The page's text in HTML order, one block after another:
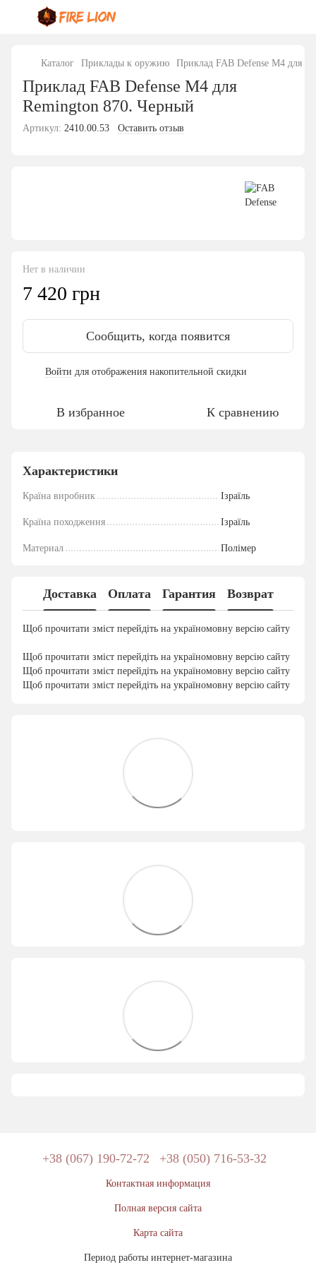
Каталог Приклады к оружию Приклад FAB Defense М4 для
Приклад FAB Defense М4 для
Remington 870. Черный
Артикул: 2410.00.53 Оставить отзыв
Нет в наличии
7 420 грн
Сообщить, когда появится
Войти для отображения накопительной скидки
В избранное К сравнению
Характеристики
Країна виробник Ізраїль
Країна походження Ізраїль
Материал Полімер
Доставка Оплата Гарантия Возврат
Щоб прочитати зміст перейдіть на україномовну версію сайту
Щоб прочитати зміст перейдіть на україномовну версію сайту
Щоб прочитати зміст перейдіть на україномовну версію сайту
Щоб прочитати зміст перейдіть на україномовну версію сайту
+38 (067) 190-72-72 +38 (050) 716-53-32
Контактная информация
Полная версия сайта
Карта сайта
Период работы интернет-магазина